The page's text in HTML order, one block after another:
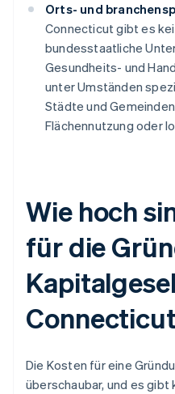
Orts- und
Connecticut gibt es
bundesstaatliche
Gesundheits- und
unter Umständen
Städte und
Flächennutzung oder
Wie hoch
für die
Die Kosten für eine
überschaubar, und es gibt